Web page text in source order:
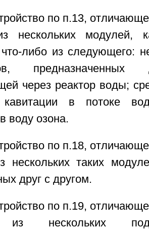
по п.13,
нескольких модулей,
либо из следующего:
предназначенных
через реактор воды;
в потоке
воду озона.
по п.18,
нескольких таких
друг с другом.
по п.19,
из нескольких